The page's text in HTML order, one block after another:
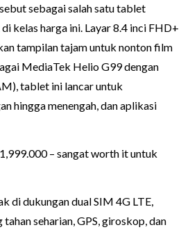
sebagai salah satu tablet
kelas harga ini. Layar 8.4 inci FHD+
tampilan tajam untuk nonton film
MediaTek Helio G99 dengan
tablet ini lancar untuk
hingga menengah, dan aplikasi
– sangat worth it untuk
di dukungan dual SIM 4G LTE,
seharian, GPS, giroskop, dan